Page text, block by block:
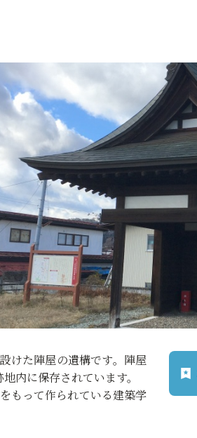
けた陣屋の遺構です。陣屋
内に保存されています。
もって作られている建築学